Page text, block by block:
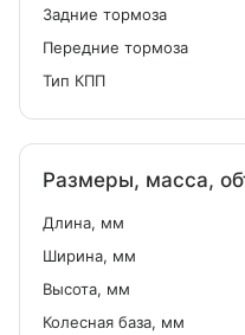
Задние тормоза
Передние тормоза
Тип КПП
Размеры, масса,
Длина, мм
Ширина, мм
Высота, мм
Колесная база, мм